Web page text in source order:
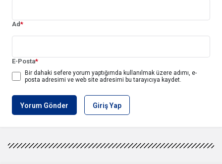
Ad*
E-Posta*
Bir dahaki sefere yorum yaptığımda kullanılmak üzere adımı, e-
posta adresimi ve web site adresimi bu tarayıcıya kaydet.
Yorum Gönder Giriş Yap